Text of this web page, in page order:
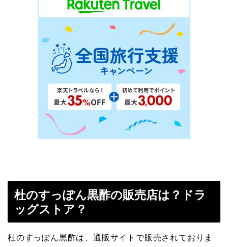
杜のすっぽん黒酢の販売店は？ドラ
ッグストア？
杜のすっぽん黒酢は、通販サイトで販売されておりま